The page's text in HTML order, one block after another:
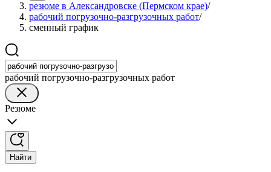
резюме в Александровске (Пермском крае)/
рабочий погрузочно-разгрузочных работ/
сменный график
рабочий погрузочно-разгрузочных работ
Резюме
Найти